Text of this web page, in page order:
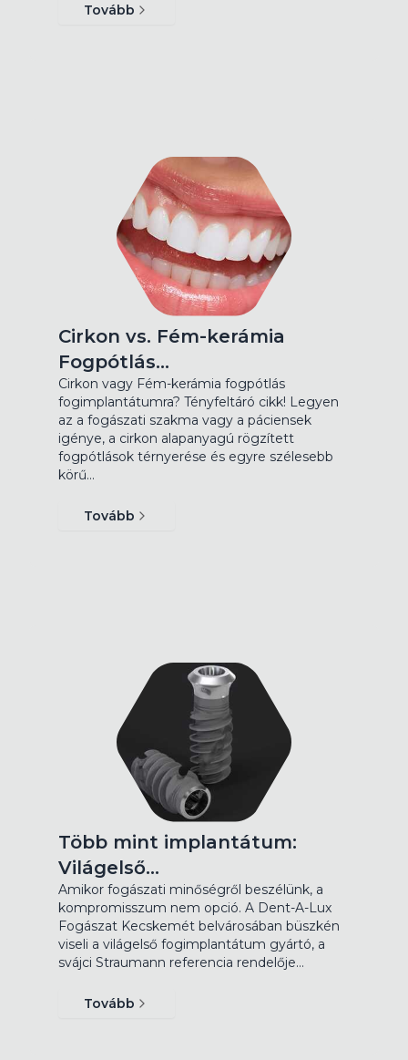
Tovább
Cirkon vs. Fém-kerámia
Fogpótlás…
Cirkon vagy Fém-kerámia fogpótlás
fogimplantátumra? Tényfeltáró cikk! Legyen
az a fogászati szakma vagy a páciensek
igénye, a cirkon alapanyagú rögzített
fogpótlások térnyerése és egyre szélesebb
körű…
Tovább
Több mint implantátum:
Világelső…
Amikor fogászati minőségről beszélünk, a
kompromisszum nem opció. A Dent-A-Lux
Fogászat Kecskemét belvárosában büszkén
viseli a világelső fogimplantátum gyártó, a
svájci Straumann referencia rendelője…
Tovább